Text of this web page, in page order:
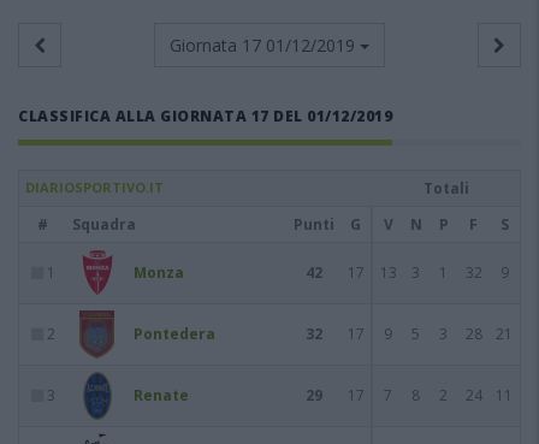
Giornata 17 01/12/2019
CLASSIFICA ALLA GIORNATA 17 DEL 01/12/2019
DIARIOSPORTIVO.IT
Totali
#
Squadra Punti G V N P F S
1 Monza 42 17 13 3 1 32 9
2 Pontedera 32 17 9 5 3 28 21
3 Renate 29 17 7 8 2 24 11